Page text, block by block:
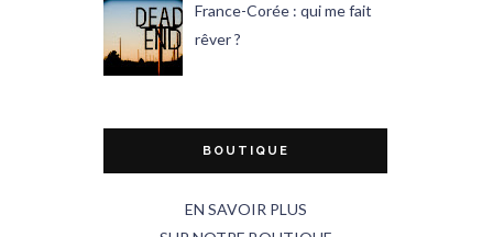
France-Corée : qui me fait
rêver ?
BOUTIQUE
EN SAVOIR PLUS